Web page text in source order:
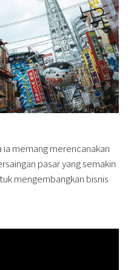
memang merencanakan
pasar yang semakin
mengembangkan bisnis